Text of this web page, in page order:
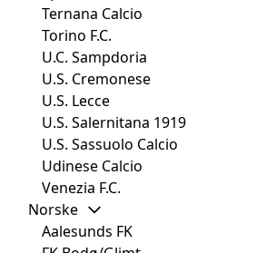
Ternana Calcio
Torino F.C.
U.C. Sampdoria
U.S. Cremonese
U.S. Lecce
U.S. Salernitana 1919
U.S. Sassuolo Calcio
Udinese Calcio
Venezia F.C.
Norske
Aalesunds FK